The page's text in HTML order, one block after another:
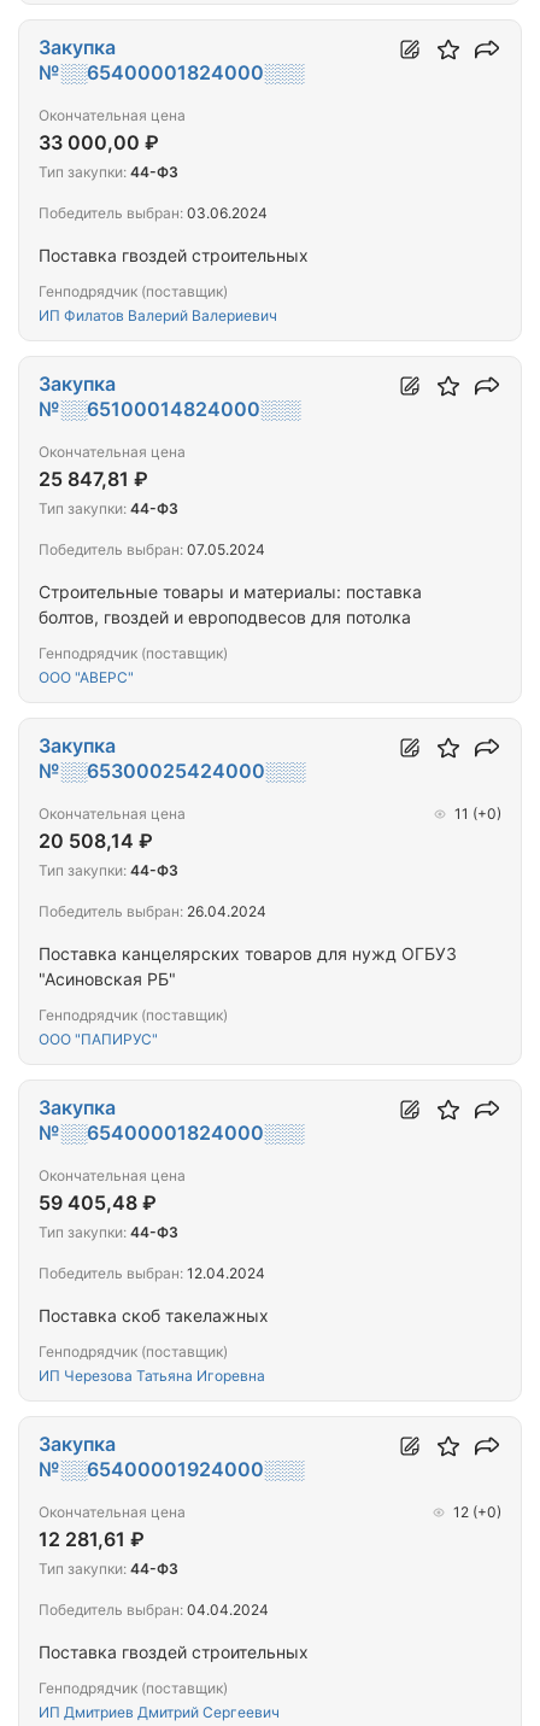
Поставка гвоздей строительных
Генподрядчик (поставщик)
ИП Филатов Валерий Валериевич
Закупка
№░░65400001824000░░░
Окончательная цена
33 000,00 ₽
Тип закупки: 44-ФЗ
Победитель выбран: 03.06.2024
Строительные товары и материалы: поставка
болтов, гвоздей и европодвесов для потолка
Генподрядчик (поставщик)
ООО "АВЕРС"
Закупка
№░░65100014824000░░░
Окончательная цена
25 847,81 ₽
Тип закупки: 44-ФЗ
Победитель выбран: 07.05.2024
Поставка канцелярских товаров для нужд ОГБУЗ
"Асиновская РБ"
Генподрядчик (поставщик)
ООО "ПАПИРУС"
Закупка
№░░65300025424000░░░
Окончательная цена
20 508,14 ₽
11 (+0)
Тип закупки: 44-ФЗ
Победитель выбран: 26.04.2024
Поставка скоб такелажных
Генподрядчик (поставщик)
ИП Черезова Татьяна Игоревна
Закупка
№░░65400001824000░░░
Окончательная цена
59 405,48 ₽
Тип закупки: 44-ФЗ
Победитель выбран: 12.04.2024
Поставка гвоздей строительных
Генподрядчик (поставщик)
ИП Дмитриев Дмитрий Сергеевич
Закупка
№░░65400001924000░░░
Окончательная цена
12 281,61 ₽
12 (+0)
Тип закупки: 44-ФЗ
Победитель выбран: 04.04.2024